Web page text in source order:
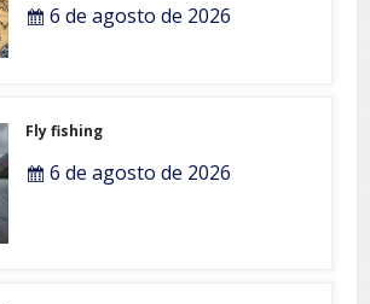
6 de agosto de 2026
Fly fishing
6 de agosto de 2026